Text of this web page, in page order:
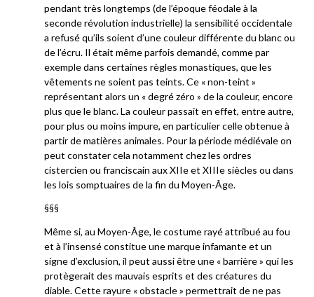
pendant très longtemps (de l’époque féodale à la
seconde révolution industrielle) la sensibilité occidentale
a refusé qu’ils soient d’une couleur différente du blanc ou
de l’écru. Il était même parfois demandé, comme par
exemple dans certaines règles monastiques, que les
vêtements ne soient pas teints. Ce « non-teint »
représentant alors un « degré zéro » de la couleur, encore
plus que le blanc. La couleur passait en effet, entre autre,
pour plus ou moins impure, en particulier celle obtenue à
partir de matières animales. Pour la période médiévale on
peut constater cela notamment chez les ordres
cistercien ou franciscain aux XIIe et XIIIe siècles ou dans
les lois somptuaires de la fin du Moyen-Âge.
§§§
Même si, au Moyen-Âge, le costume rayé attribué au fou
et à l’insensé constitue une marque infamante et un
signe d’exclusion, il peut aussi être une « barrière » qui les
protègerait des mauvais esprits et des créatures du
diable. Cette rayure « obstacle » permettrait de ne pas